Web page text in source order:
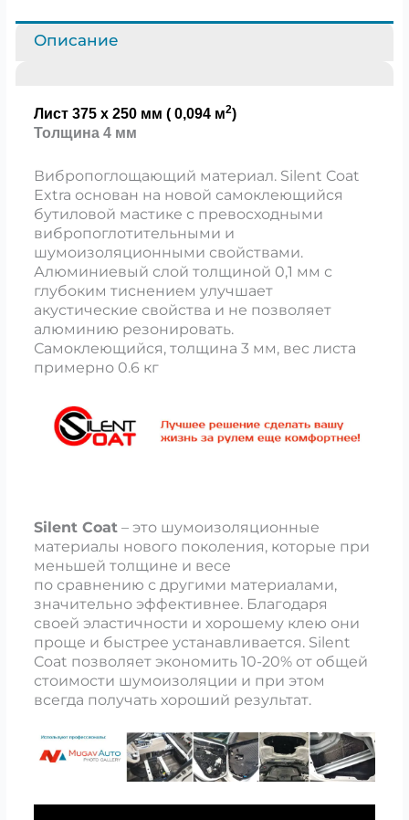
Описание
Лист 375 x 250 мм ( 0,094 м2)
Толщина 4 мм
Вибропоглощающий материал. Silent Coat
Extra основан на новой самоклеющийся
бутиловой мастике с превосходными
вибропоглотительными и
шумоизоляционными свойствами.
Алюминиевый слой толщиной 0,1 мм с
глубоким тиснением улучшает
акустические свойства и не позволяет
алюминию резонировать.
Самоклеющийся, толщина 3 мм, вес листа
примерно 0.6 кг
Silent Coat– это шумоизоляционные
материалы нового поколения, которые при
меньшей толщине и весе
по сравнению с другими материалами,
значительно эффективнее. Благодаря
своей эластичности и хорошему клею они
проще и быстрее устанавливается. Silent
Coat позволяет экономить 10-20% от общей
стоимости шумоизоляции и при этом
всегда получать хороший результат.